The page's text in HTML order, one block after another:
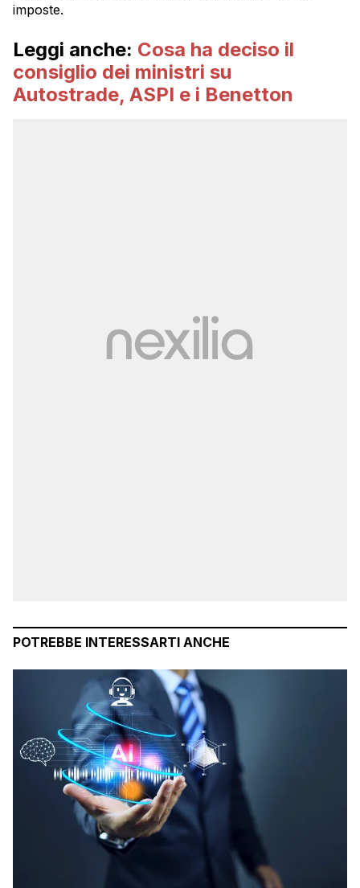
imposte.
Leggi anche: Cosa ha deciso il
consiglio dei ministri su
Autostrade, ASPI e i Benetton
POTREBBE INTERESSARTI ANCHE